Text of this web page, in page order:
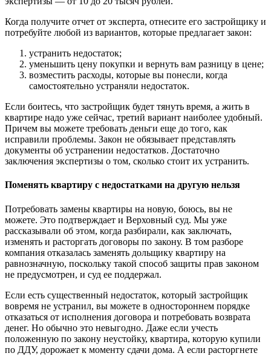
Когда получите отчет от эксперта, отнесите его застройщику и
потребуйте любой из вариантов, которые предлагает закон:
устранить недостаток;
уменьшить цену покупки и вернуть вам разницу в цене;
возместить расходы, которые вы понесли, когда
самостоятельно устраняли недостаток.
Если боитесь, что застройщик будет тянуть время, а жить в
квартире надо уже сейчас, третий вариант наиболее удобный.
Причем вы можете требовать деньги еще до того, как
исправили проблемы. Закон не обязывает представлять
документы об устранении недостатков. Достаточно
заключения экспертизы о том, сколько стоит их устранить.
Поменять квартиру с недостатками на другую нельзя
Потребовать замены квартиры на новую, боюсь, вы не
можете. Это подтверждает и Верховный суд. Мы уже
рассказывали об этом, когда разбирали, как заключать,
изменять и расторгать договоры по закону. В том разборе
компания отказалась заменять дольщику квартиру на
равнозначную, поскольку такой способ защиты прав законом
не предусмотрен, и суд ее поддержал.
Если есть существенный недостаток, который застройщик
вовремя не устранил, вы можете в одностороннем порядке
отказаться от исполнения договора и потребовать возврата
денег. Но обычно это невыгодно. Даже если учесть
положенную по закону неустойку, квартира, которую купили
по ДДУ, дорожает к моменту сдачи дома. А если расторгнете